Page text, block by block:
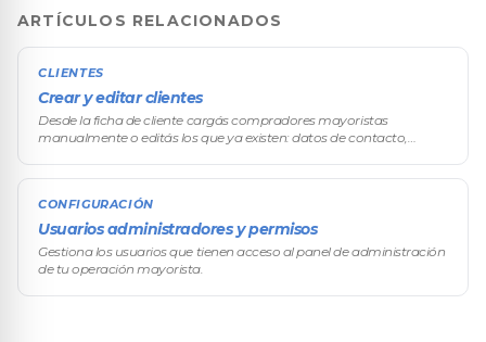
ARTÍCULOS RELACIONADOS
CLIENTES
Crear y editar clientes
Desde la ficha de cliente cargás compradores mayoristas
manualmente o editás los que ya existen: datos de contacto,
CONFIGURACIÓN
Usuarios administradores y permisos
Gestiona los usuarios que tienen acceso al panel de administración
de tu operación mayorista.